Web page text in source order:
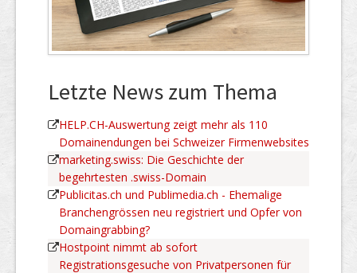
Letzte News zum Thema
HELP.CH-Auswertung zeigt mehr als 110
Domainendungen bei Schweizer Firmenwebsites
marketing.swiss: Die Geschichte der
begehrtesten .swiss-Domain
Publicitas.ch und Publimedia.ch - Ehemalige
Branchengrössen neu registriert und Opfer von
Domaingrabbing?
Hostpoint nimmt ab sofort
Registrationsgesuche von Privatpersonen für